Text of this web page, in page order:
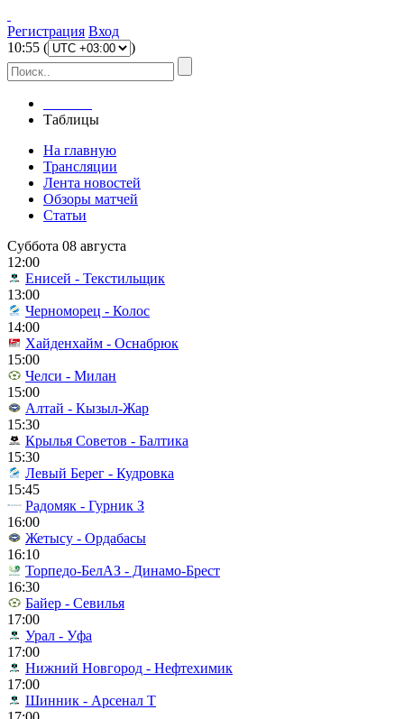
Регистрация Вход
10:55 ( )
Таблицы
На главную
Трансляции
Лента новостей
Обзоры матчей
Статьи
Суббота 08 августа
12:00
Енисей - Текстильщик
13:00
Черноморец - Колос
14:00
Хайденхайм - Оснабрюк
15:00
Челси - Милан
15:00
Алтай - Кызыл-Жар
15:30
Крылья Советов - Балтика
15:30
Левый Берег - Кудровка
15:45
Радомяк - Гурник З
16:00
Жетысу - Ордабасы
16:10
Торпедо-БелАЗ - Динамо-Брест
16:30
Байер - Севилья
17:00
Урал - Уфа
17:00
Нижний Новгород - Нефтехимик
17:00
Шинник - Арсенал Т